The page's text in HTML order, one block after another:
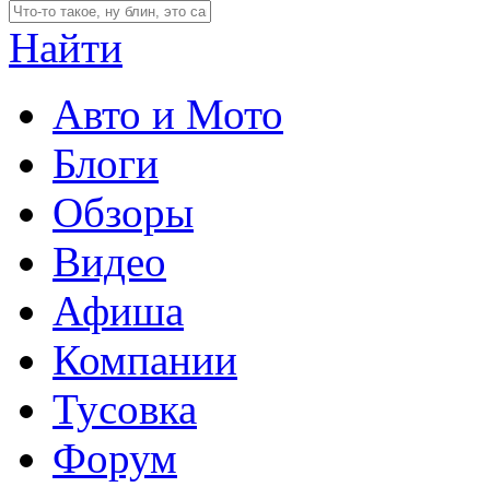
Найти
Авто и Мото
Блоги
Обзоры
Видео
Афиша
Компании
Тусовка
Форум